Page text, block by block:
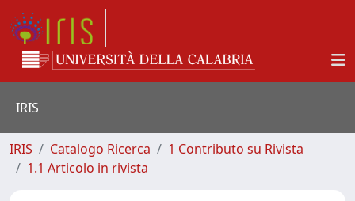
IRIS
IRIS Catalogo Ricerca
1 Contributo su Rivista
1.1 Articolo in rivista